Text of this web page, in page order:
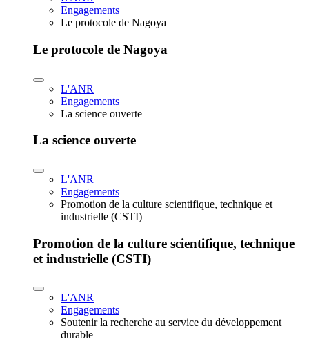
Engagements
Le protocole de Nagoya
Le protocole de Nagoya
L'ANR
Engagements
La science ouverte
La science ouverte
L'ANR
Engagements
Promotion de la culture scientifique, technique et
industrielle (CSTI)
Promotion de la culture scientifique, technique
et industrielle (CSTI)
L'ANR
Engagements
Soutenir la recherche au service du développement
durable